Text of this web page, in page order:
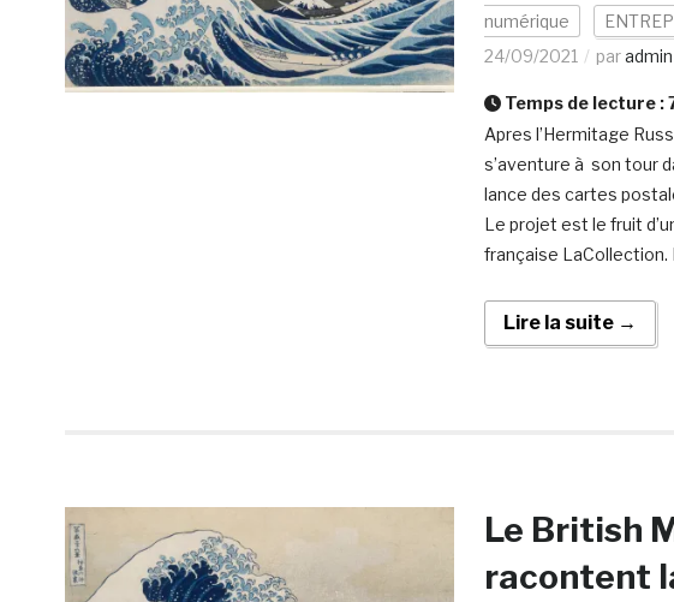
numérique
24/09/2021
paradmin
Temps de lecture :
Apres l’Hermitage
s’aventure à son tour
lance des cartes
Le projet est le fruit
française LaCollection.
Lire la suite →
Le British
racontent